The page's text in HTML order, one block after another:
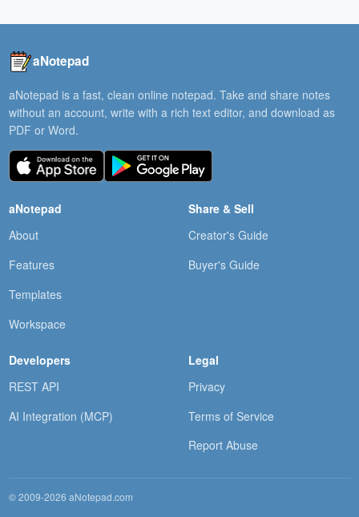
aNotepad
aNotepad is a fast, clean online notepad. Take and share notes
without an account, write with a rich text editor, and download as
PDF or Word.
aNotepad
About
Features
Templates
Workspace
Share & Sell
Creator's Guide
Buyer's Guide
Developers
REST API
AI Integration (MCP)
Legal
Privacy
Terms of Service
Report Abuse
© 2009-2026 aNotepad.com